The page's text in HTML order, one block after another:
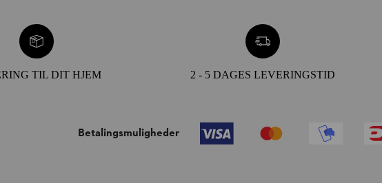
TIL DIT HJEM 2 - 5 DAGES LEVERINGSTID
Betalingsmuligheder